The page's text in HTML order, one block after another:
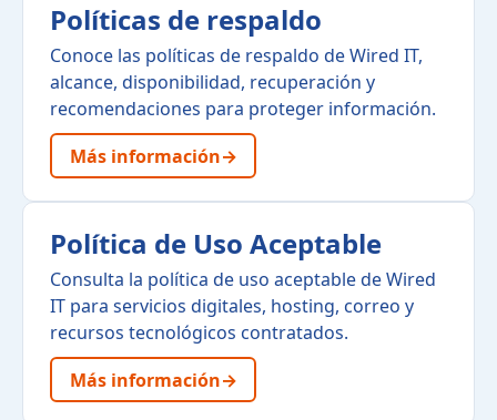
Políticas de respaldo
Conoce las políticas de respaldo de Wired IT,
alcance, disponibilidad, recuperación y
recomendaciones para proteger información.
Más información→
Política de Uso Aceptable
Consulta la política de uso aceptable de Wired
IT para servicios digitales, hosting, correo y
recursos tecnológicos contratados.
Más información→